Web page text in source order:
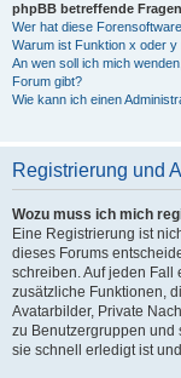
phpBB betreffende Fragen
Wer hat diese
Warum ist Funktion x oder y
An wen soll ich mich
Forum gibt?
Wie kann ich einen
Registrierung und
Wozu muss ich mich
Eine Registrierung ist
dieses Forums
schreiben. Auf jeden Fall
zusätzliche Funktionen,
Avatarbilder, Private
zu Benutzergruppen und
sie schnell erledigt ist